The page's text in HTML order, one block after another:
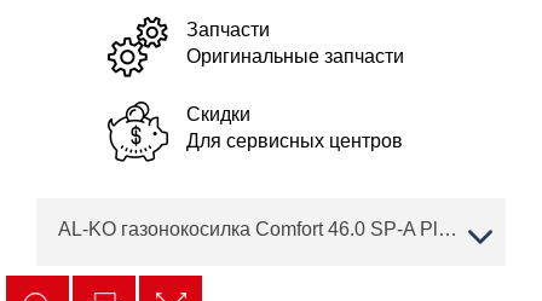
Запчасти
Оригинальные запчасти
Скидки
Для сервисных центров
AL-KO газонокосилка Comfort 46.0 SP-A Plus Артикул: 119938 Сервисные двигатели BRIGGS & STRATTON